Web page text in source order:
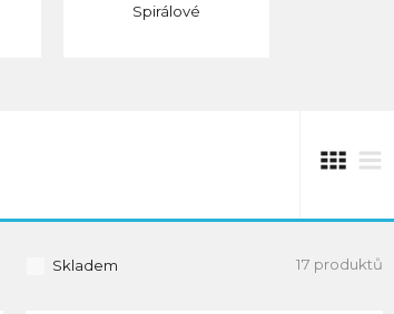
Spirálové
Skladem 17 produktů